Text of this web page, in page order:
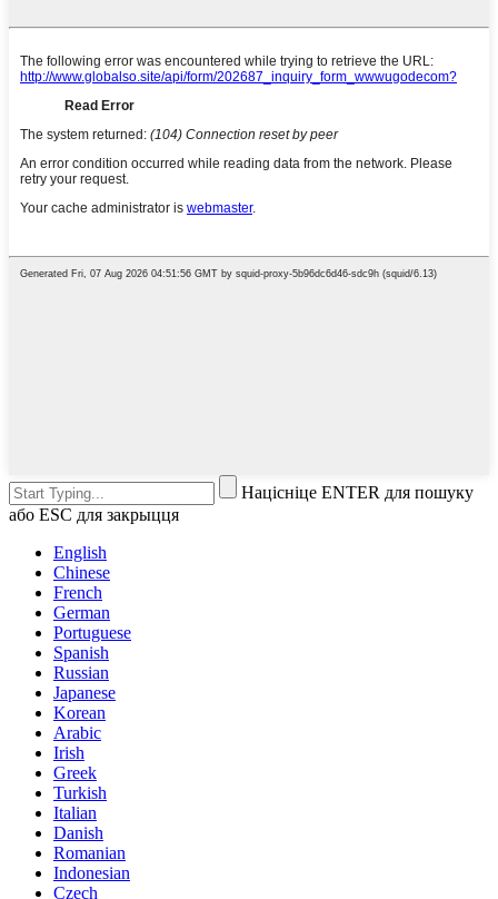
Націсніце ENTER для пошуку
або ESC для закрыцця
English
Chinese
French
German
Portuguese
Spanish
Russian
Japanese
Korean
Arabic
Irish
Greek
Turkish
Italian
Danish
Romanian
Indonesian
Czech